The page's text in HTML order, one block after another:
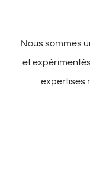
Nous sommes
et
expertises